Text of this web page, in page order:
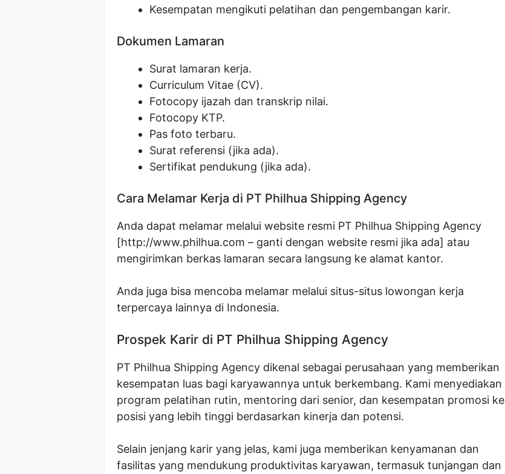
Kesempatan mengikuti pelatihan dan pengembangan karir.
Dokumen Lamaran
Surat lamaran kerja.
Curriculum Vitae (CV).
Fotocopy ijazah dan transkrip nilai.
Fotocopy KTP.
Pas foto terbaru.
Surat referensi (jika ada).
Sertifikat pendukung (jika ada).
Cara Melamar Kerja di PT Philhua Shipping Agency
Anda dapat melamar melalui website resmi PT Philhua Shipping Agency
[http://www.philhua.com – ganti dengan website resmi jika ada] atau
mengirimkan berkas lamaran secara langsung ke alamat kantor.
Anda juga bisa mencoba melamar melalui situs-situs lowongan kerja
terpercaya lainnya di Indonesia.
Prospek Karir di PT Philhua Shipping Agency
PT Philhua Shipping Agency dikenal sebagai perusahaan yang memberikan
kesempatan luas bagi karyawannya untuk berkembang. Kami menyediakan
program pelatihan rutin, mentoring dari senior, dan kesempatan promosi ke
posisi yang lebih tinggi berdasarkan kinerja dan potensi.
Selain jenjang karir yang jelas, kami juga memberikan kenyamanan dan
fasilitas yang mendukung produktivitas karyawan, termasuk tunjangan dan